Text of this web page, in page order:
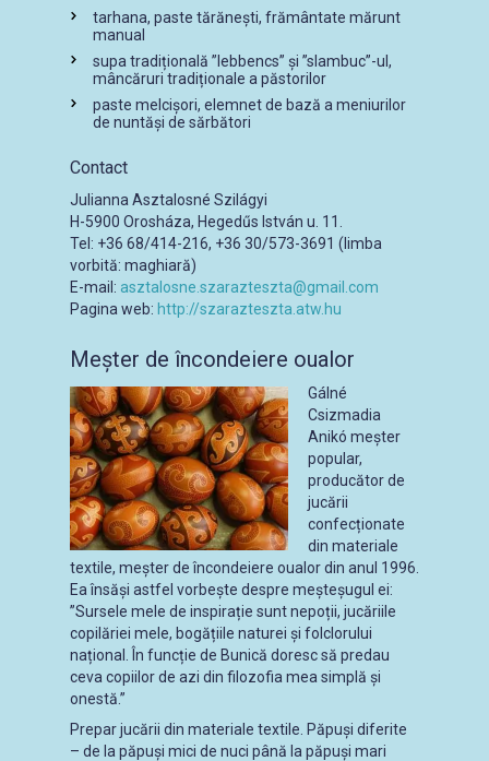
tarhana, paste tărănești, frământate mărunt
manual
supa tradițională ”lebbencs” și ”slambuc”-ul,
mâncăruri tradiționale a păstorilor
paste melcișori, elemnet de bază a meniurilor
de nuntăși de sărbători
Contact
Julianna Asztalosné Szilágyi
H-5900 Orosháza, Hegedűs István u. 11.
Tel: +36 68/414-216, +36 30/573-3691 (limba
vorbită: maghiară)
E-mail: asztalosne.szarazteszta@gmail.com
Pagina web: http://szarazteszta.atw.hu
Meșter de încondeiere oualor
Gálné
Csizmadia
Anikó meșter
popular,
producător de
jucării
confecționate
din materiale
textile, meșter de încondeiere oualor din anul 1996.
Ea însăși astfel vorbește despre meșteșugul ei:
”Sursele mele de inspirație sunt nepoții, jucăriile
copilăriei mele, bogățiile naturei și folclorului
național. În funcție de Bunică doresc să predau
ceva copiilor de azi din filozofia mea simplă și
onestă.”
Prepar jucării din materiale textile. Păpuși diferite
– de la păpuși mici de nuci până la păpuși mari